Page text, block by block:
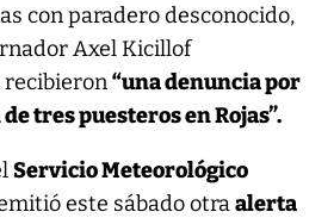
con paradero desconocido,
Axel Kicillof
“una denuncia por
tres puesteros en Rojas”.
Servicio Meteorológico
este sábado otraalerta